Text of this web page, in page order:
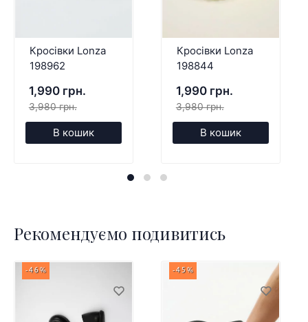
Кросівки Lonza
198962
1,990 грн.
3,980 грн.
В кошик
Кросівки Lonza
198844
1,990 грн.
3,980 грн.
В кошик
Рекомендуємо подивитись
-46% -45%